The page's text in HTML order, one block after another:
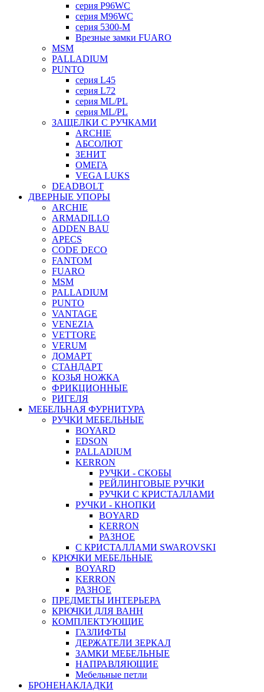
серия P96WC
серия M96WC
серия 5300-M
Врезные замки FUARO
MSM
PALLADIUM
PUNTO
серия L45
серия L72
серия ML/PL
серия ML/PL
ЗАЩЕЛКИ С РУЧКАМИ
ARCHIE
АБСОЛЮТ
ЗЕНИТ
ОМЕГА
VEGA LUKS
DEADBOLT
ДВЕРНЫЕ УПОРЫ
ARCHIE
ARMADILLO
ADDEN BAU
APECS
CODE DECO
FANTOM
FUARO
MSM
PALLADIUM
PUNTO
VANTAGE
VENEZIA
VETTORE
VERUM
ДОМАРТ
СТАНДАРТ
КОЗЬЯ НОЖКА
ФРИКЦИОННЫЕ
РИГЕЛЯ
МЕБЕЛЬНАЯ ФУРНИТУРА
РУЧКИ МЕБЕЛЬНЫЕ
BOYARD
EDSON
PALLADIUM
KERRON
РУЧКИ - СКОБЫ
РЕЙЛИНГОВЫЕ РУЧКИ
РУЧКИ С КРИСТАЛЛАМИ
РУЧКИ - КНОПКИ
BOYARD
KERRON
РАЗНОЕ
С КРИСТАЛЛАМИ SWAROVSKI
КРЮЧКИ МЕБЕЛЬНЫЕ
BOYARD
KERRON
РАЗНОЕ
ПРЕДМЕТЫ ИНТЕРЬЕРА
КРЮЧКИ ДЛЯ ВАНН
КОМПЛЕКТУЮЩИЕ
ГАЗЛИФТЫ
ДЕРЖАТЕЛИ ЗЕРКАЛ
ЗАМКИ МЕБЕЛЬНЫЕ
НАПРАВЛЯЮЩИЕ
Мебельные петли
БРОНЕНАКЛАДКИ